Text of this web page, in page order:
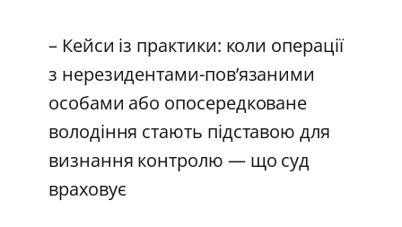
– Кейси із практики: коли операції
з нерезидентами-пов’язаними
особами або опосередковане
володіння стають підставою для
визнання контролю — що суд
враховує